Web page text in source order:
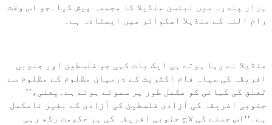
ہزار پندرہ میں نیلسن منڈیلا کا مجسمہ پیش کیا۔جو اس وقت
رام اللہ کے منڈیلا اسکوائر میں ایستادہ ہے۔
منڈیلا نے رہا ہوتے ہی ایک بات کہی جو فلسطین اور جنوبی
افریقہ کی سیاہ فام اکثریت کے درمیان مظلوم کے مظلوم سے
تعلق کی کہانی کو مکمل طور پر سموئے ہوئے ہے۔یعنی،’’
جنوبی افریقہ کی آزادی فلسطین کی آزادی کے بغیر نامکمل
ہے۔‘‘اس جملے کی لاج جنوبی افریقہ کی ہر حکومت رکھ رہی